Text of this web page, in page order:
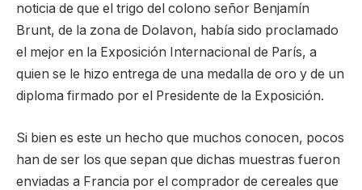
noticia de que el trigo del colono señor Benjamín
Brunt, de la zona de Dolavon, había sido proclamado
el mejor en la Exposición Internacional de París, a
quien se le hizo entrega de una medalla de oro y de un
diploma firmado por el Presidente de la Exposición.
Si bien es este un hecho que muchos conocen, pocos
han de ser los que sepan que dichas muestras fueron
enviadas a Francia por el comprador de cereales que